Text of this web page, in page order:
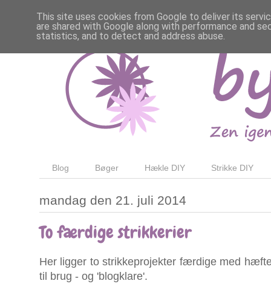
Blog Bøger Hækle DIY Strikke DIY
mandag den 21. juli 2014
To færdige strikkerier
Her ligger to strikkeprojekter færdige med
til brug - og 'blogklare'.
This site uses cookies from Google to deliver its
are shared with Google along with performance and
statistics, and to detect and address abuse.